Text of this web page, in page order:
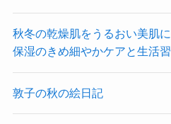
秋冬の乾燥肌をうるおい美肌
保湿のきめ細やかケアと生活
敦子の秋の絵日記